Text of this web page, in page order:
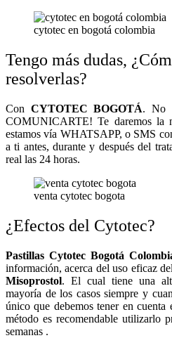
cytotec en bogotá colombia
Tengo más dudas,
resolverlas?
Con CYTOTEC BOGOTÁ. No
COMUNICARTE! Te daremos la
estamos vía WHATSAPP, o SMS
a ti antes, durante y después del
real las 24 horas.
venta cytotec bogota
¿Efectos del Cytotec?
Pastillas Cytotec Bogotá
información, acerca del uso eficaz
Misoprostol. El cual tiene una
mayoría de los casos siempre y
único que debemos tener en cuenta
método es recomendable utilizarlo
semanas .